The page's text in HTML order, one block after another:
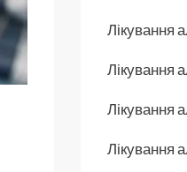
Лікування
Лікування
Лікування
Лікування